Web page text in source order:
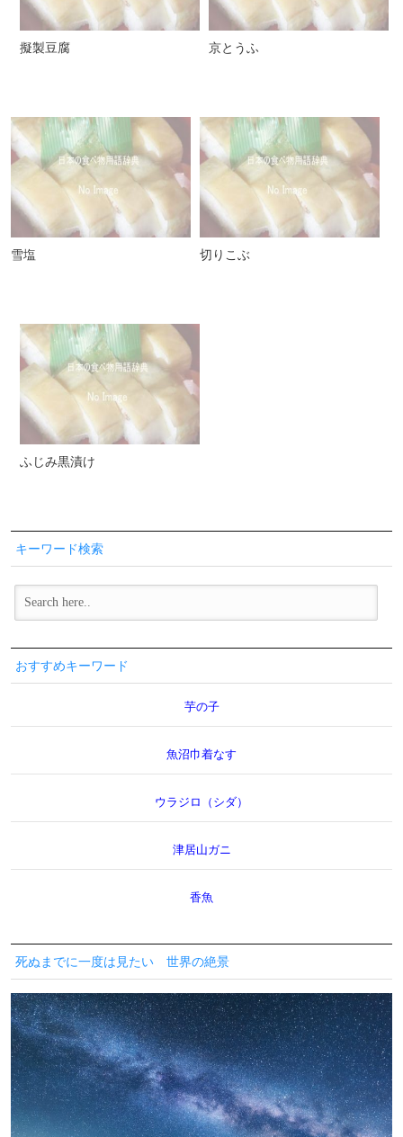
擬製豆腐 京とうふ
雪塩 切りこぶ
ふじみ黒漬け
キーワード検索
おすすめキーワード
芋の子
魚沼巾着なす
ウラジロ（シダ）
津居山ガニ
香魚
死ぬまでに一度は見たい 世界の絶景